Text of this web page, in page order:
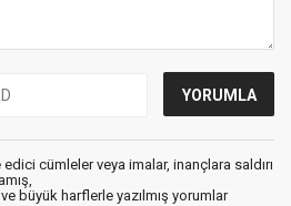
cümleler veya imalar, inançlara saldırı
büyük harflerle yazılmış yorumlar